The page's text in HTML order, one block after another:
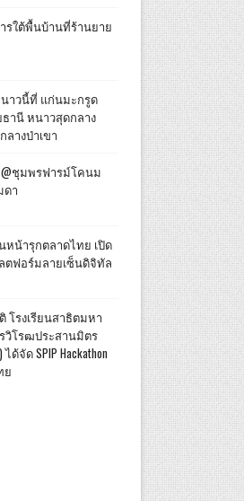
รใต้พื้นบ้านที่ร้านยาย
นาวนี้ที่ แก่นมะกรูด
านี หนาวสุดกลาง
างป่าเขา
ชุมพรฟารม์โคนม
ดา
นหน้ารุกตลาดไทย เปิด
ลตฟอร์มลายเซ็นดิจิทัล
โรงเรียนสาธิตมหา
วิโรฒประสานมิตร
ด้จัด SPIP Hackathon
ย